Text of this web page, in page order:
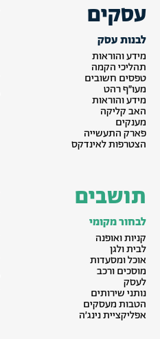
עסקים
לבנות עסק
מידע והוראות
תהליכי הקמה
טפסים חשובים
מעו״ף רהט
מידע והוראות
האב קליקה
מענקים
פארק התעשייה
הצטרפות לאינדקס
תושבים
לבחור מקומי
קניות ואופנה
לבית ולגן
אוכל ומסעדות
מוסכים ורכב
לעסק
נותני שירותים
הטבות מעסקים
אפליקציית נינג׳ה